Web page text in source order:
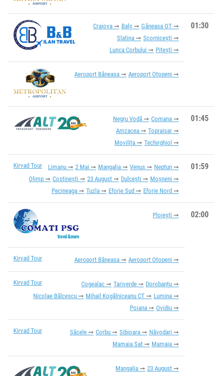
Craiova Balș
Găneasa OT
Slatina
Scornicești
Lunca Corbului
Pitești
01:30
Aeroport Băneasa Aeroport Otopeni
Negru Vodă
Comana
Amzacea
Topraisar
Movilița
Techirghiol
01:45
Kirvad Tour Limanu 2 Mai Mangalia Venus
Neptun
Olimp
Costinești 23 August Dulcești
Moșneni
Pecineaga
Tuzla Eforie Sud Eforie Nord
01:59
Ploiești 02:00
Kirvad Tour Aeroport Băneasa Aeroport Otopeni
Kirvad Tour Cogealac Tariverde
Dorobanțu
Nicolae Bălcescu
Mihail Kogălniceanu CT
Lumina
Poiana
Ovidiu
Kirvad Tour Săcele Corbu Sibioara
Năvodari
Mamaia Sat
Mamaia
Mangalia
23 August